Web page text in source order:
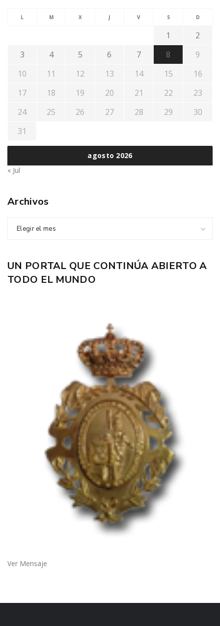
agosto 2026
L M X J V S D
1
2
3
4 5 6 7 8
9
10
11 12 13 14 15
16
17
18 19 20 21 22
23
24
25 26 27 28 29
30
31
« Jul
Archivos
Elegir el mes
UN PORTAL QUE CONTINÚA ABIERTO A
TODO EL MUNDO
Ver Mensaje